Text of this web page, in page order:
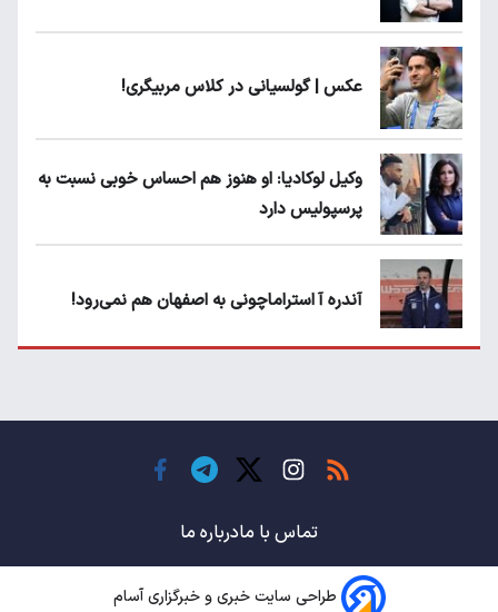
عکس | گولسیانی در کلاس مربیگری!
وکیل لوکادیا: او هنوز هم احساس خوبی نسبت به
پرسپولیس دارد
آندره آ استراماچونی به اصفهان هم نمی‌رود!
حسن روی هوا!
باشگاه های جهان
تماس با مادرباره ما
طراحی سایت خبری و خبرگزاری آسام